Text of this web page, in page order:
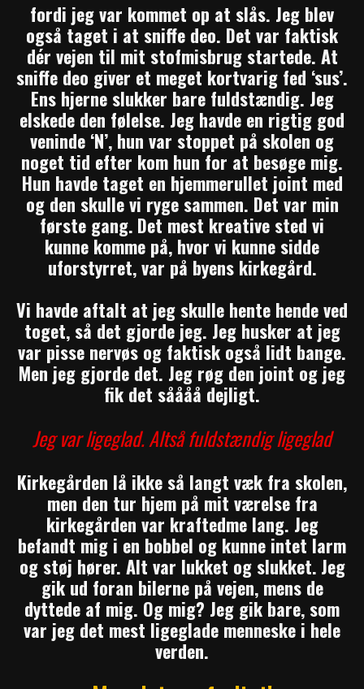
fordi jeg var kommet op at slås. Jeg blev
også taget i at sniffe deo. Det var faktisk
dér vejen til mit stofmisbrug startede. At
sniffe deo giver et meget kortvarig fed ‘sus’.
Ens hjerne slukker bare fuldstændig. Jeg
elskede den følelse. Jeg havde en rigtig god
veninde ‘N’, hun var stoppet på skolen og
noget tid efter kom hun for at besøge mig.
Hun havde taget en hjemmerullet joint med
og den skulle vi ryge sammen. Det var min
første gang. Det mest kreative sted vi
kunne komme på, hvor vi kunne sidde
uforstyrret, var på byens kirkegård.
Vi havde aftalt at jeg skulle hente hende ved
toget, så det gjorde jeg. Jeg husker at jeg
var pisse nervøs og faktisk også lidt bange.
Men jeg gjorde det. Jeg røg den joint og jeg
fik det såååå dejligt.
Jeg var ligeglad. Altså fuldstændig ligeglad
Kirkegården lå ikke så langt væk fra skolen,
men den tur hjem på mit værelse fra
kirkegården var kraftedme lang. Jeg
befandt mig i en bobbel og kunne intet larm
og støj hører. Alt var lukket og slukket. Jeg
gik ud foran bilerne på vejen, mens de
dyttede af mig. Og mig? Jeg gik bare, som
var jeg det mest ligeglade menneske i hele
verden.